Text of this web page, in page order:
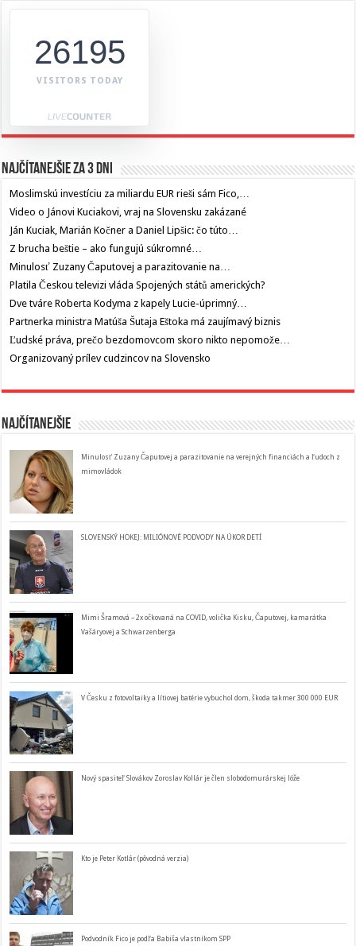
26195
VISITORS TODAY
Najčítanejšie za 3 dni
Moslimskú investíciu za miliardu EUR rieši sám Fico,…
Video o Jánovi Kuciakovi, vraj na Slovensku zakázané
Ján Kuciak, Marián Kočner a Daniel Lipšic: čo túto…
Z brucha beštie – ako fungujú súkromné…
Minulosť Zuzany Čaputovej a parazitovanie na…
Platila Českou televizi vláda Spojených států amerických?
Dve tváre Roberta Kodyma z kapely Lucie-úprimný…
Partnerka ministra Matúša Šutaja Eštoka má zaujímavý biznis
Ľudské práva, prečo bezdomovcom skoro nikto nepomože…
Organizovaný prílev cudzincov na Slovensko
Najčítanejšie
Minulosť Zuzany Čaputovej a parazitovanie na verejných financiách a ľudoch z
mimovládok
SLOVENSKÝ HOKEJ: MILIÓNOVÉ PODVODY NA ÚKOR DETÍ
Mimi Šramová – 2x očkovaná na COVID, volička Kisku, Čaputovej, kamarátka
Vašáryovej a Schwarzenberga
V Česku z fotovoltaiky a lítiovej batérie vybuchol dom, škoda takmer 300 000 EUR
Nový spasiteľ Slovákov Zoroslav Kollár je člen slobodomurárskej lóže
Kto je Peter Kotlár (pôvodná verzia)
Podvodník Fico je podľa Babiša vlastníkom SPP